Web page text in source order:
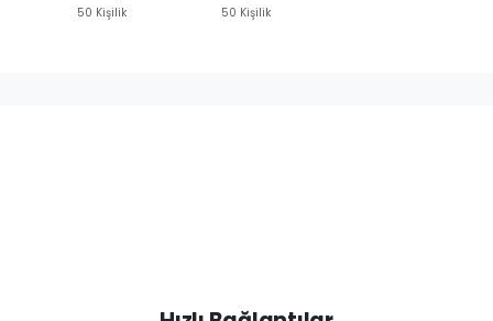
50 Kişilik 50 Kişilik